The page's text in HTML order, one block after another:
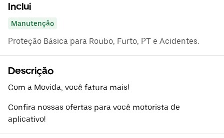
Inclui
Manutenção
Proteção Básica para Roubo, Furto, PT e Acidentes.
Descrição
Com a Movida, você fatura mais!
Confira nossas ofertas para você motorista de
aplicativo!